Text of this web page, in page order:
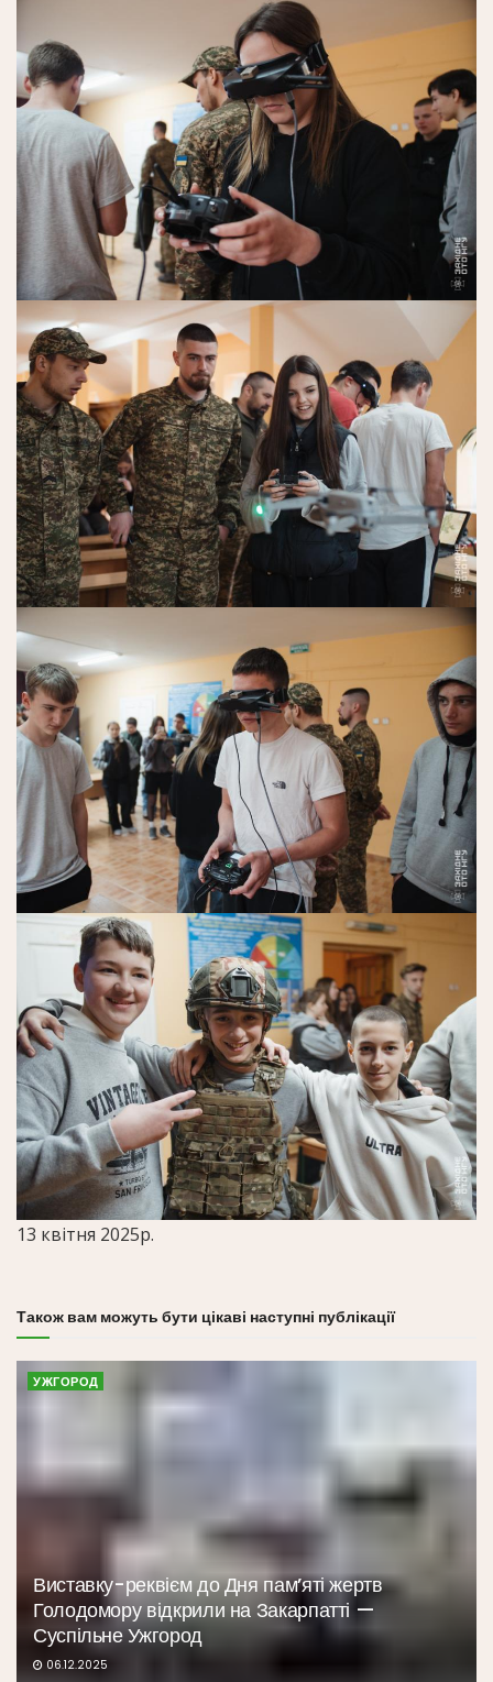
13 квітня 2025р.
Також вам можуть бути цікаві наступні публікації
УЖГОРОД
Виставку-реквієм до Дня пам’яті жертв
Голодомору відкрили на Закарпатті —
Суспільне Ужгород
06.12.2025